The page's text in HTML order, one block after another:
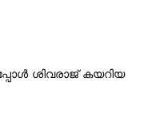
ശിവരാജ്‌ കയറിയ